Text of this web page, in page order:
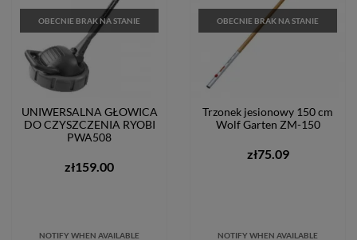
OBECNIE BRAK NA STANIE
UNIWERSALNA GŁOWICA
DO CZYSZCZENIA RYOBI
PWA508
zł159.00
NOTIFY WHEN AVAILABLE
OBECNIE BRAK NA STANIE
Trzonek jesionowy 150 cm
Wolf Garten ZM-150
zł75.09
NOTIFY WHEN AVAILABLE